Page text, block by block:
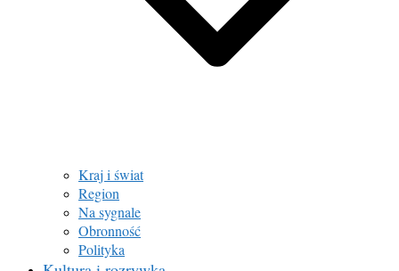
Kraj i świat
Region
Na sygnale
Obronność
Polityka